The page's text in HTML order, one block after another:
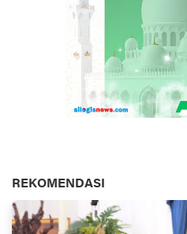
REKOMENDASI